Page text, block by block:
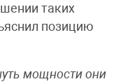
таких
позицию
мощности они